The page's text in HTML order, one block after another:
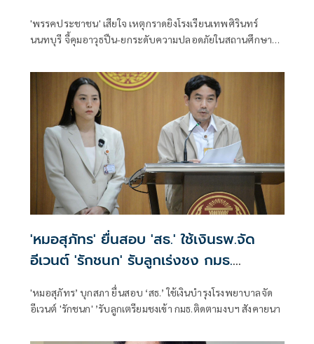
'พรรคประชาชน' เสียใจ เหตุกราดยิงโรงเรียนเทพศิรินทร์
นนทบุรี จี้คุมอาวุธปืน-ยกระดับความปลอดภัยในสถานศึกษา
'หมอสุภัทร' ยื่นสอบ 'สธ.' ใช้เงินรพ.จัด
อีเวนต์ 'รักชนก' รับลูกเร่งชง กมธ.
'หมอสุภัทร’ บุกสภา ยื่นสอบ ‘สธ.’ ใช้เงินบำรุงโรงพยาบาลจัด
อีเวนต์ 'รักชนก' ’รับลูกเตรียมชงเข้า กมธ.ติดตามงบฯ สังคายนา